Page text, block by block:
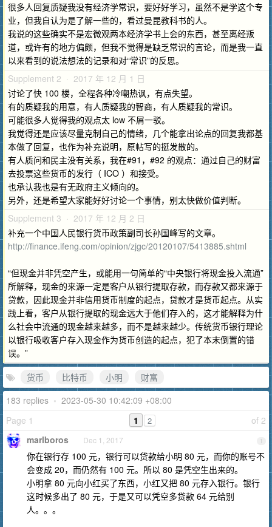
很多人回复质疑我没有经济学常识，要好好学习，虽然不是学这个专
业，但我自认为是了解一些的，看过曼昆教科书的人。
我说的这些确实不是宏微观两本经济学书上会的东西，甚至离经叛
道，或许有的地方偏颇，但我不觉得是缺乏常识的言论，而是我一直
以来看到的说法想法的记录和对“常识”的反思。
Supplement 2 · 2017 年 12 月 1 日
讨论了快 100 楼，全程各种冷嘲热讽，有点失望。
有的质疑我的用意，有人质疑我的智商，有人质疑我的常识。
可能很多人觉得我的观点太 low 不屑一驳。
我觉得还是应该尽量克制自己的情绪，几个能拿出论点的回复我都基
本做了回复，也作为补充说明，原帖写的挺发散的。
有人质问和民主没有关系，我在#91，#92 的观点：通过自己的财富
去投票这些货币的发行（ ICO ）和接受。
也承认我也是有无政府主义倾向的。
另外，还是希望大家能好好讨论一个事情，别太快做价值判断。
Supplement 3 · 2017 年 12 月 2 日
补充一个中国人民银行货币政策副司长孙国峰写的文章。
http://finance.ifeng.com/opinion/zjgc/20120107/5413885.shtml
“但现金并非凭空产生，或能用一句简单的“中央银行将现金投入流通”
所解释，现金的来源一定是客户从银行提取存款，而存款又都来源于
贷款，因此现金并非信用货币制度的起点，贷款才是货币起点。从实
践上看，客户从银行提取的现金远大于他们存入的，这才能解释为什
么社会中流通的现金越来越多，而不是越来越少。传统货币银行理论
以银行吸收客户存入现金作为货币创造的起点，犯了本末倒置的错
误。”
货币
比特币 小明
财富
183 replies • 2023-05-30 10:42:09 +08:00
Page 1
of 2
1 2
1
marlboros Dec 1, 2017
你在银行存 100 元，银行可以贷款给小明 80 元，而你的账号不
会变成 20，而仍然有 100 元。所以 80 是凭空生出来的。
小明拿 80 元向小红买了东西，小红又把 80 元存入银行。银行
这时候多出了 80 元，于是又可以凭空多贷款 64 元给别
人。。。